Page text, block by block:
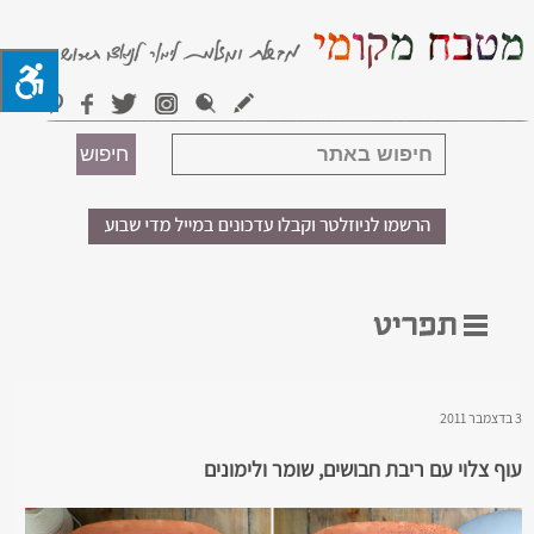
3 בדצמבר 2011
עוף צלוי עם ריבת חבושים, שומר ולימונים